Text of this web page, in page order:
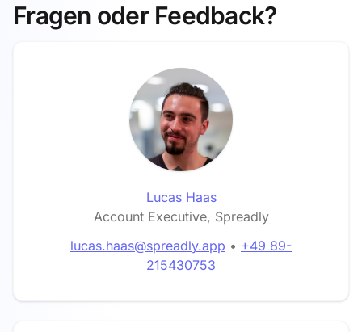
Fragen oder Feedback?
Lucas Haas
Account Executive, Spreadly
lucas.haas@spreadly.app • +49 89-
215430753